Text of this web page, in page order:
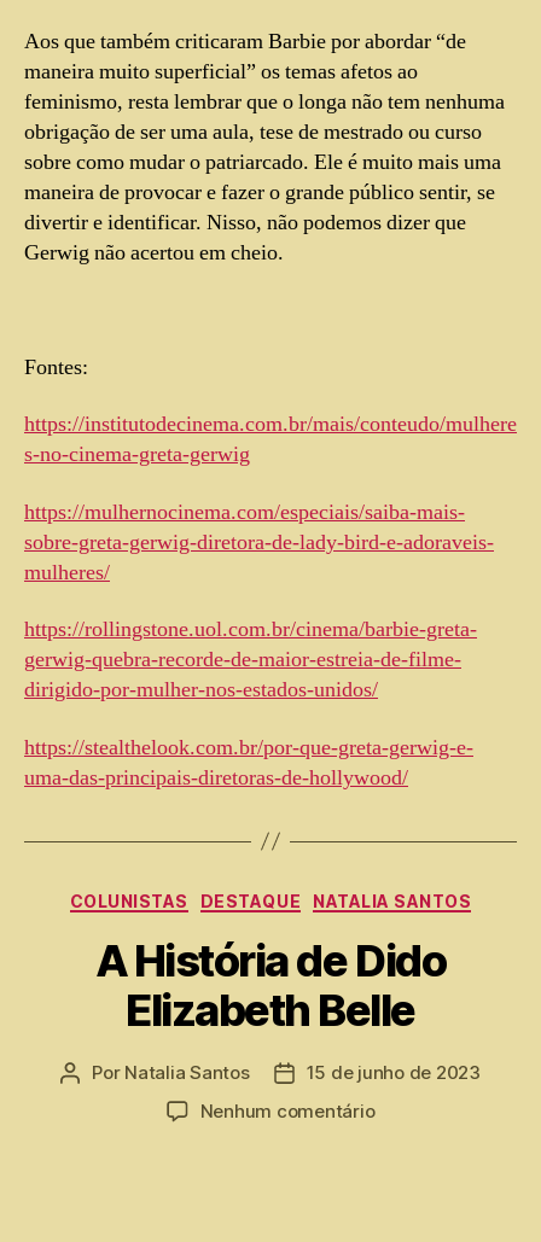
Aos que também criticaram Barbie por abordar “de
maneira muito superficial” os temas afetos ao
feminismo, resta lembrar que o longa não tem nenhuma
obrigação de ser uma aula, tese de mestrado ou curso
sobre como mudar o patriarcado. Ele é muito mais uma
maneira de provocar e fazer o grande público sentir, se
divertir e identificar. Nisso, não podemos dizer que
Gerwig não acertou em cheio.
Fontes:
https://institutodecinema.com.br/mais/conteudo/mulhere
s-no-cinema-greta-gerwig
https://mulhernocinema.com/especiais/saiba-mais-
sobre-greta-gerwig-diretora-de-lady-bird-e-adoraveis-
mulheres/
https://rollingstone.uol.com.br/cinema/barbie-greta-
gerwig-quebra-recorde-de-maior-estreia-de-filme-
dirigido-por-mulher-nos-estados-unidos/
https://stealthelook.com.br/por-que-greta-gerwig-e-
uma-das-principais-diretoras-de-hollywood/
COLUNISTAS DESTAQUE NATALIA SANTOS
A História de Dido
Elizabeth Belle
Por Natalia Santos
15 de junho de 2023
Nenhum comentário